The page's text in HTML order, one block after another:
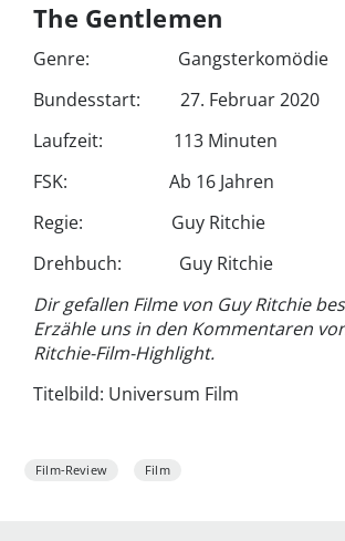
The Gentlemen
Genre: Gangsterkomödie
Bun­desstart: 27. Feb­ru­ar 2020
Laufzeit: 113 Minuten
FSK: Ab 16 Jahren
Regie: Guy Ritchie
Drehbuch: Guy Ritchie
Dir gefallen Filme von Guy Ritchie
Erzähle uns in den Kommentaren
Ritchie-Film-Highlight.
Titelbild: Universum Film
Film-Review Film